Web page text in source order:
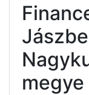
megye